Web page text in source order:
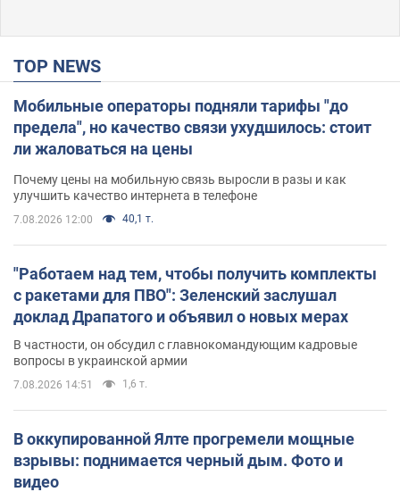
TOP NEWS
Мобильные операторы подняли тарифы "до
предела", но качество связи ухудшилось: стоит
ли жаловаться на цены
Почему цены на мобильную связь выросли в разы и как
улучшить качество интернета в телефоне
7.08.2026 12:00 40,1 т.
"Работаем над тем, чтобы получить комплекты
с ракетами для ПВО": Зеленский заслушал
доклад Драпатого и объявил о новых мерах
В частности, он обсудил с главнокомандующим кадровые
вопросы в украинской армии
7.08.2026 14:51 1,6 т.
В оккупированной Ялте прогремели мощные
взрывы: поднимается черный дым. Фото и
видео